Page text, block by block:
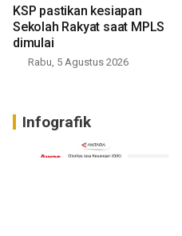
KSP pastikan kesiapan
Sekolah Rakyat saat MPLS
dimulai
Rabu, 5 Agustus 2026
Infografik